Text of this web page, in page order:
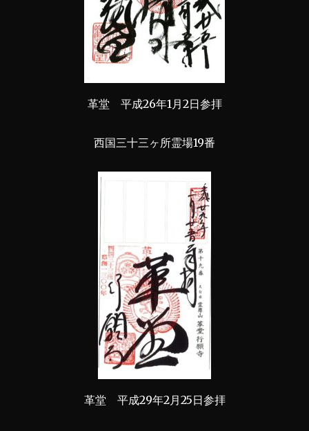
革堂 平成26年1月2日参拝
西国三十三ヶ所霊場19番
革堂 平成29年2月25日参拝